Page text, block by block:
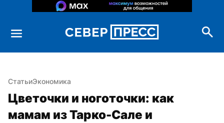
СтатьиЭкономика
Цветочки и ноготочки: как
мамам из Тарко-Сале и